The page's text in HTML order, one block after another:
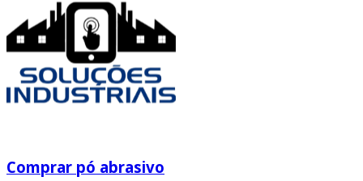
em menos tempo, aumentando a
produtividade.
ajustabilidade:podem ser facilmente
adaptados para diferentes máquinas e
tipos de superfícies.
para indústrias que demandam precisão.
Comprar pó abrasivo